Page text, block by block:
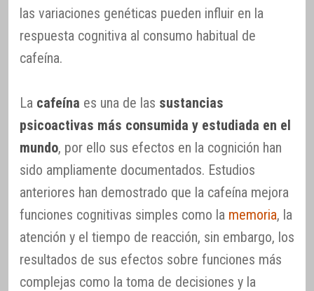
las variaciones genéticas pueden influir en la
respuesta cognitiva al consumo habitual de
cafeína.
La cafeína es una de las sustancias
psicoactivas más consumida y estudiada en el
mundo, por ello sus efectos en la cognición han
sido ampliamente documentados. Estudios
anteriores han demostrado que la cafeína mejora
funciones cognitivas simples como la memoria, la
atención y el tiempo de reacción, sin embargo, los
resultados de sus efectos sobre funciones más
complejas como la toma de decisiones y la